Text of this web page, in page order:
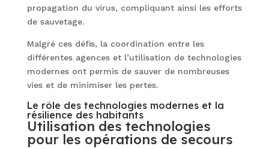
propagation du virus, compliquant ainsi les efforts
de sauvetage.
Malgré ces défis, la coordination entre les
différentes agences et l’utilisation de technologies
modernes ont permis de sauver de nombreuses
vies et de minimiser les pertes.
Le rôle des technologies modernes et la
résilience des habitants
Utilisation des technologies
pour les opérations de secours